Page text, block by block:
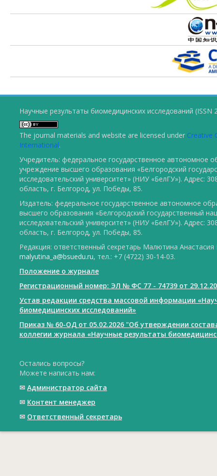
Научные результаты биомедицинских исследований (ISSN
The journal materials and website are licensed under Creative
International.
Учредитель: федеральное государственное автономное
учреждение высшего образования «Белгородский
исследовательский университет» (НИУ «БелГУ»). Адрес:
область, г. Белгород, ул. Победы, 85.
Издатель: федеральное государственное автономное
высшего образования «Белгородский государственный
исследовательский университет» (НИУ «БелГУ»). Адрес:
область, г. Белгород, ул. Победы, 85.
Редакция: ответственный секретарь Малютина
malyutina_a@bsuedu.ru, тел.: +7 (4722) 30-14-03.
Положение о журнале
Регистрационный номер: ЭЛ № ФС 77 - 74739 от
Устав редакции средства массовой информации
биомедицинских исследований»
Приказ № 60-ОД от 05.02.2026 "Об утверждении
коллегии журнала «Научные результаты
Остались вопросы?
Можете написать нам:
✉ Администратор сайта
✉ Контент менеджер
✉ Ответственный cекретарь